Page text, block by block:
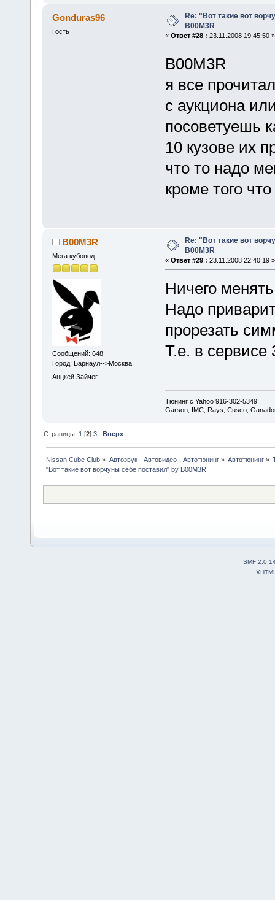
Gonduras96
Гость
Re: "Вот такие вот
B00M3R
« Ответ #28 : 23.11.2008 19:45:50 »
B00M3R
я все
с аукциона
посоветуешь
10 кузове их
что то надо
кроме того
B00M3R
Мега кубовод
Сообщений: 648
Город: Барнаул-->Москва
Аццкей Зайчег
Re: "Вот такие вот
B00M3R
« Ответ #29 : 23.11.2008 22:40:19 »
Ничего
Надо
прорезать
Т.е. в сервисе
Тюнинг с Yahoo 916-302-5349
Garson, IMC, Rays, Cusco,
Страницы: 1 [2]3 Вверх
Nissan Cube Club » Автозвук - Автовидео - Автотюнинг» Автотюнинг»
"Вот такие вот ворчуны себе поставил" by B00M3R
SMF